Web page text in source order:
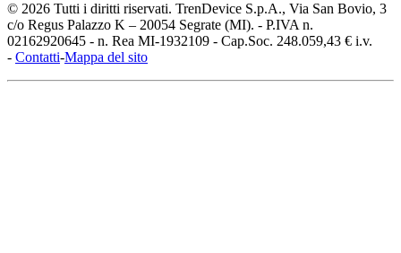
© 2026 Tutti i diritti riservati. TrenDevice S.p.A., Via San Bovio, 3
c/o Regus Palazzo K – 20054 Segrate (MI). - P.IVA n.
02162920645 - n. Rea MI-1932109 - Cap.Soc. 248.059,43 € i.v.
- Contatti-Mappa del sito